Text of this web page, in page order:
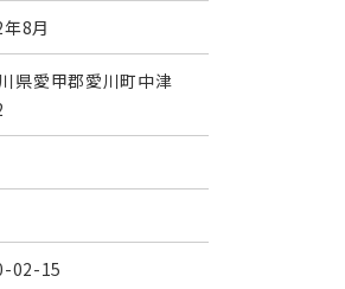
8月
県愛甲郡愛川町中津
02-15